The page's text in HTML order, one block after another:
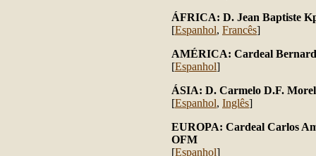
ÁFRICA: D. Jean Baptiste
[Espanhol, Francês]
AMÉRICA: Cardeal
[Espanhol]
ÁSIA: D. Carmelo D.F.
[Espanhol, Inglês]
EUROPA: Cardeal Carlos
OFM
[Espanhol]